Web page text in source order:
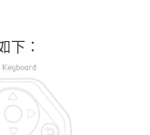
下：